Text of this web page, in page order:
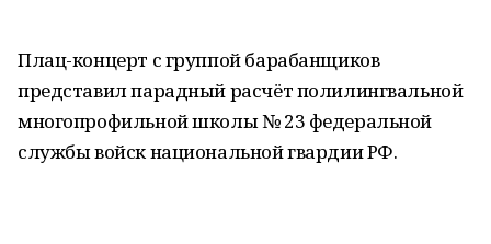
Плац-концерт с группой барабанщиков
представил парадный расчёт полилингвальной
многопрофильной школы № 23 федеральной
службы войск национальной гвардии РФ.